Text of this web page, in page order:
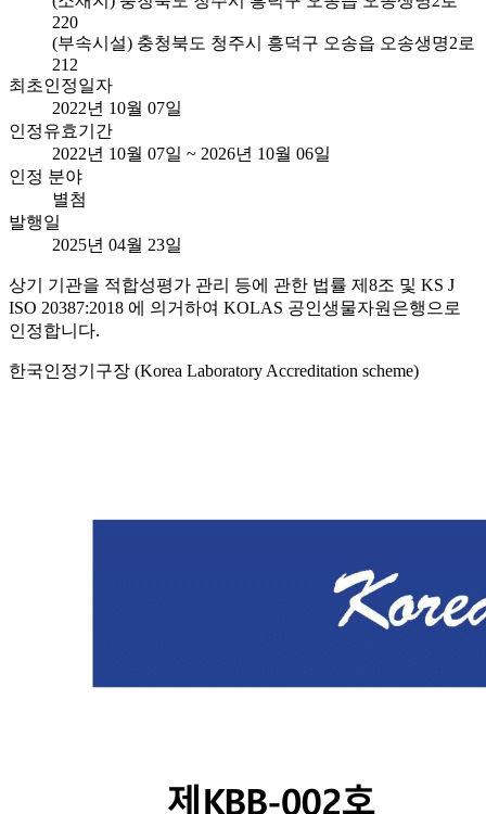
220
(부속시설) 충청북도 청주시 흥덕구 오송읍 오송생명2로
212
최초인정일자
2022년 10월 07일
인정유효기간
2022년 10월 07일 ~ 2026년 10월 06일
인정 분야
별첨
발행일
2025년 04월 23일
상기 기관을 적합성평가 관리 등에 관한 법률 제8조 및 KS J
ISO 20387:2018 에 의거하여 KOLAS 공인생물자원은행으로
인정합니다.
한국인정기구장 (Korea Laboratory Accreditation scheme)